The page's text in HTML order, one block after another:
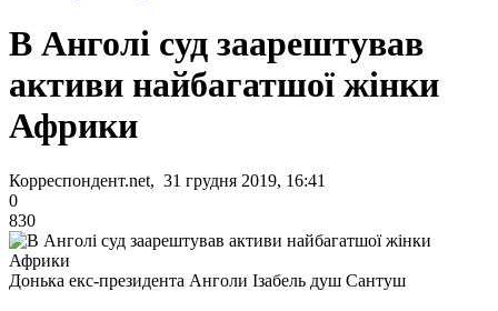
В Анголі суд заарештував
активи найбагатшої жінки
Африки
Корреспондент.net, 31 грудня 2019, 16:41
0
830
Донька екс-президента Анголи Ізабель душ Сантуш